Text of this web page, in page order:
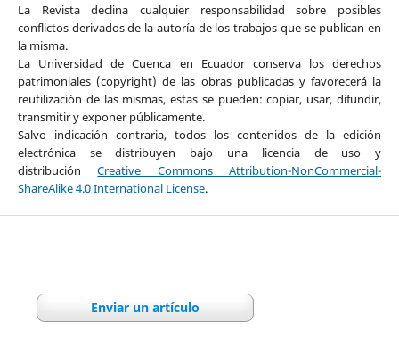
La Revista declina cualquier responsabilidad sobre posibles
conflictos derivados de la autoría de los trabajos que se publican en
la misma.
La Universidad de Cuenca en Ecuador conserva los derechos
patrimoniales (copyright) de las obras publicadas y favorecerá la
reutilización de las mismas, estas se pueden: copiar, usar, difundir,
transmitir y exponer públicamente.
Salvo indicación contraria, todos los contenidos de la edición
electrónica se distribuyen bajo una licencia de uso y
distribuciónCreative Commons Attribution-NonCommercial-
ShareAlike 4.0 International License.
Enviar un artículo